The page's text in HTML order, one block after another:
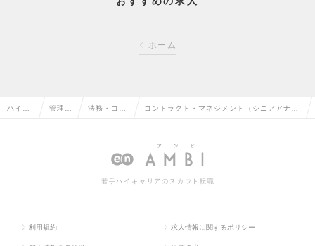
ホーム
ハイク 管理部 法務・コン
スの転職
コントラクト・マネジメント（シニアアナリ
ーダー～Mgr候補の求人情報
若手ハイキャリアのスカウト転職
利用規約 求人情報に関するポリシー